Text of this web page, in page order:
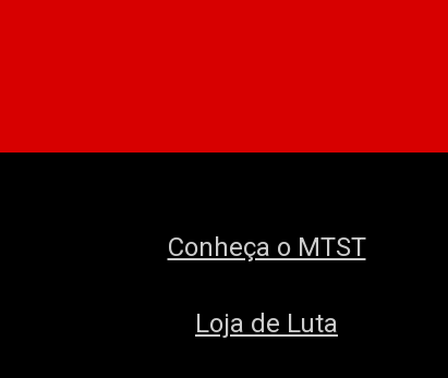
Conheça o MTST
Loja de Luta